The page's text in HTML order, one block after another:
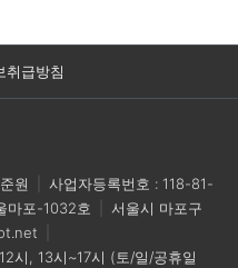
취급방침
원
사업자등록번호 : 118-81-
마포-1032호
서울시 마포구
시, 13시~17시 (토/일/공휴일